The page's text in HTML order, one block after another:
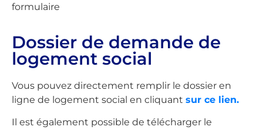
formulaire
Dossier de demande de
logement social
Vous pouvez directement remplir le dossier en
ligne de logement social en cliquant sur ce lien.
Il est également possible de télécharger le